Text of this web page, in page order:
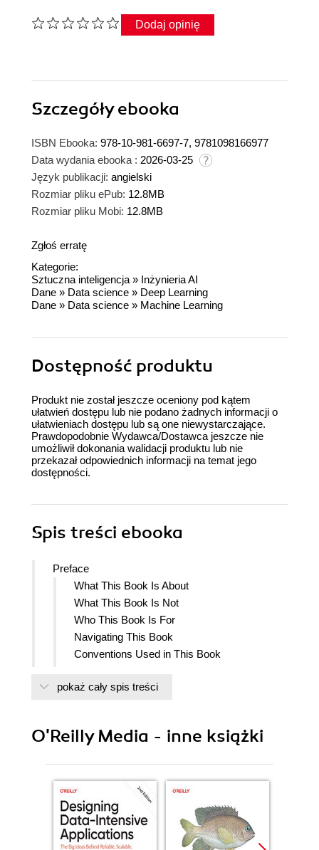
Dodaj opinię
Szczegółyebooka
ISBN Ebooka: 978-10-981-6697-7, 9781098166977
Data wydania ebooka : 2026-03-25
Język publikacji: angielski
Rozmiar pliku ePub: 12.8MB
Rozmiar pliku Mobi: 12.8MB
Zgłoś erratę
Kategorie:
Sztuczna inteligencja » Inżynieria AI
Dane » Data science » Deep Learning
Dane » Data science » Machine Learning
Dostępność produktu
Produkt nie został jeszcze oceniony pod kątem
ułatwień dostępu lub nie podano żadnych informacji o
ułatwieniach dostępu lub są one niewystarczające.
Prawdopodobnie Wydawca/Dostawca jeszcze nie
umożliwił dokonania walidacji produktu lub nie
przekazał odpowiednich informacji na temat jego
dostępności.
Spis treści ebooka
Preface
What This Book Is About
What This Book Is Not
Who This Book Is For
Navigating This Book
Conventions Used in This Book
OReilly Online Learning
1. From First Principles to State-of-the-Art
Tokenizer: Text Representation in the
Transformer
Token and Positional Embeddings
Attention Mechanism
pokaż cały spis treści
O'Reilly Media - inne książki